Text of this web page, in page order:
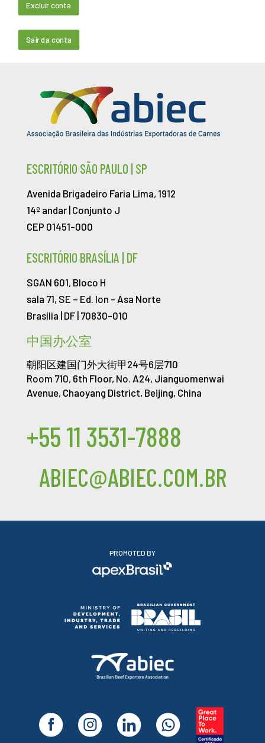
Excluir conta
Sair da conta
ESCRITÓRIO SÃO PAULO | SP
Avenida Brigadeiro Faria Lima, 1912
14º andar | Conjunto J
CEP 01451-000
ESCRITÓRIO BRASÍLIA | DF
SGAN 601, Bloco H
sala 71, SE – Ed. Ion - Asa Norte
Brasília | DF | 70830-010
中国办公室
朝阳区建国门外大街甲24号6层710
Room 710, 6th Floor, No. A24, Jianguomenwai
Avenue, Chaoyang District, Beijing, China
+55 11 3531-7888
ABIEC@ABIEC.COM.BR
PROMOTED BY